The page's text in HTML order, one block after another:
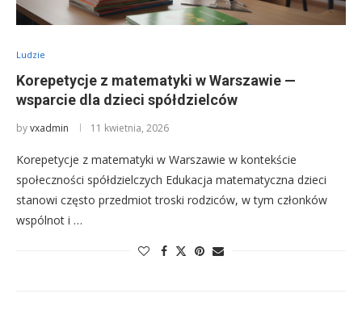
Ludzie
Korepetycje z matematyki w Warszawie —
wsparcie dla dzieci spółdzielców
byvxadmin 11 kwietnia, 2026
Korepetycje z matematyki w Warszawie w kontekście
społeczności spółdzielczych Edukacja matematyczna dzieci
stanowi często przedmiot troski rodziców, w tym członków
wspólnot i …